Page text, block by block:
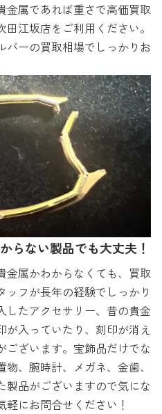
金属であれば重さで高価買取
江坂店をご利用ください。
バーの買取相場でしっかりお
らない製品でも大丈夫！
金属かわからなくても、買取
ッフが長年の経験でしっかり
したアクセサリー、昔の貴金
が入っていたり、刻印が消え
ございます。宝飾品だけでな
、腕時計、メガネ、金歯、
製品がございますので気にな
にお問合せください！